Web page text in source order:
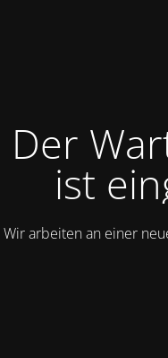
Der
ist
Wir arbeiten an einer